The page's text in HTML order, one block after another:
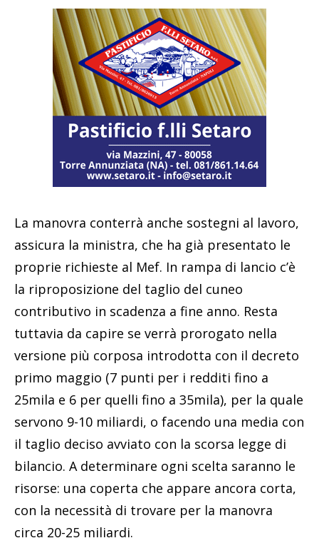
La manovra conterrà anche sostegni al lavoro,
assicura la ministra, che ha già presentato le
proprie richieste al Mef. In rampa di lancio c’è
la riproposizione del taglio del cuneo
contributivo in scadenza a fine anno. Resta
tuttavia da capire se verrà prorogato nella
versione più corposa introdotta con il decreto
primo maggio (7 punti per i redditi fino a
25mila e 6 per quelli fino a 35mila), per la quale
servono 9-10 miliardi, o facendo una media con
il taglio deciso avviato con la scorsa legge di
bilancio. A determinare ogni scelta saranno le
risorse: una coperta che appare ancora corta,
con la necessità di trovare per la manovra
circa 20-25 miliardi.